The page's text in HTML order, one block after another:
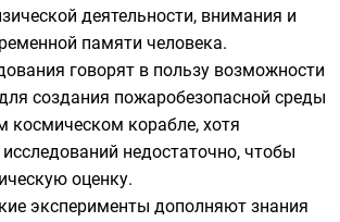
деятельности, внимания и
памяти человека.
говорят в пользу возможности
создания пожаробезопасной среды
космическом корабле, хотя
исследований недостаточно, чтобы
оценку.
эксперименты дополняют знания